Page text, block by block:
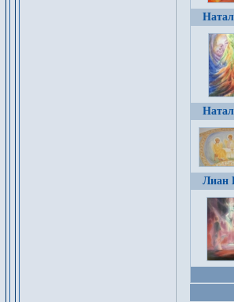
Лиан